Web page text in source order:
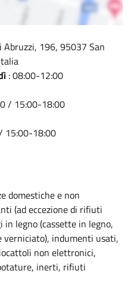
Abruzzi, 196, 95037 San
: 08:00-12:00
/ 15:00-18:00
15:00-18:00
domestiche e non
(ad eccezione di rifiuti
in legno (cassette in legno,
verniciato), indumenti usati,
non elettronici,
inerti, rifiuti